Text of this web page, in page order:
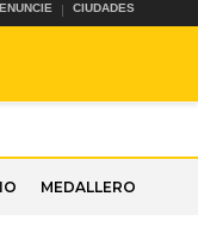
CIUDADES
MEDALLERO